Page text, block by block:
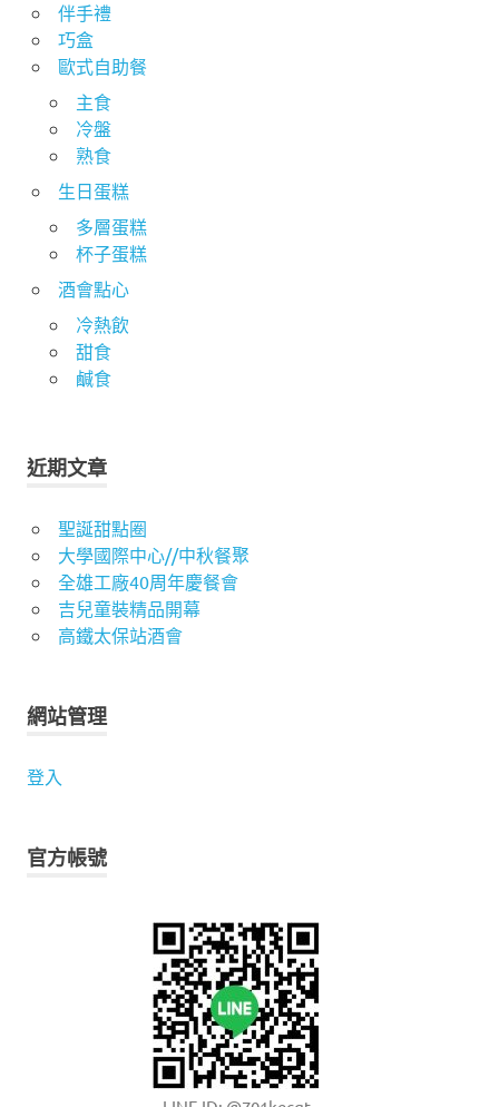
伴手禮
巧盒
歐式自助餐
主食
冷盤
熟食
生日蛋糕
多層蛋糕
杯子蛋糕
酒會點心
冷熱飲
甜食
鹹食
近期文章
聖誕甜點圈
大學國際中心//中秋餐聚
全雄工廠40周年慶餐會
吉兒童裝精品開幕
高鐵太保站酒會
網站管理
登入
官方帳號